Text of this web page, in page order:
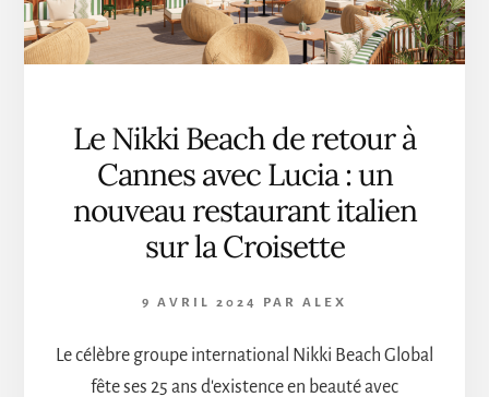
Le Nikki Beach de retour à
Cannes avec Lucia : un
nouveau restaurant italien
sur la Croisette
9 AVRIL 2024 PAR ALEX
Le célèbre groupe international Nikki Beach Global
fête ses 25 ans d'existence en beauté avec